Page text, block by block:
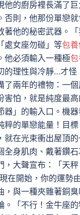
的廚房裡長滿了
則，他那份單戀
著他的秘密武器。
處女座勿碰」等包
他必須輸入一種極包
的理性與冷靜…才
了兩年的禮物：一
怕，就是純度最
」的輸入口。機
的單戀能量！目
在光束衝出屋頂
全身肌肉、戴著
大聲宣布：「天
在開始，你的運勢
與一種夾雜著銅
「不行！金牛座